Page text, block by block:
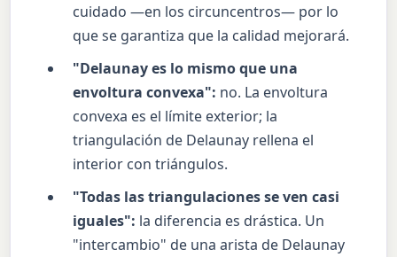
cuidado —en los circuncentros— por lo
que se garantiza que la calidad mejorará.
"Delaunay es lo mismo que una
envoltura convexa": no. La envoltura
convexa es el límite exterior; la
triangulación de Delaunay rellena el
interior con triángulos.
"Todas las triangulaciones se ven casi
iguales": la diferencia es drástica. Un
"intercambio" de una arista de Delaunay